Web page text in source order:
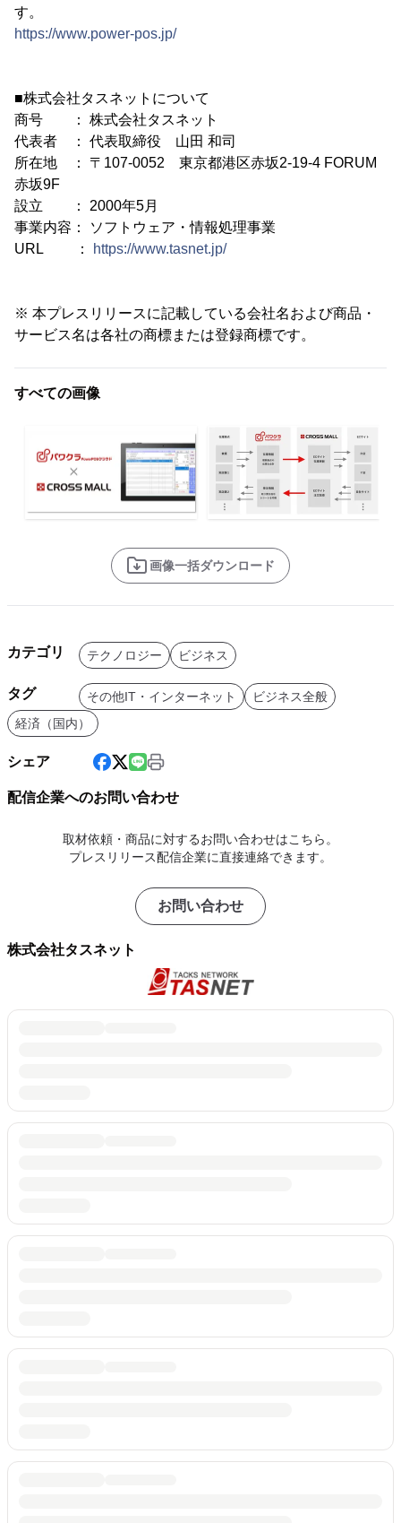
す。
https://www.power-pos.jp/
■株式会社タスネットについて
商号 ： 株式会社タスネット
代表者 ： 代表取締役 山田 和司
所在地 ： 〒107-0052 東京都港区赤坂2-19-4 FORUM
赤坂9F
設立 ： 2000年5月
事業内容： ソフトウェア・情報処理事業
URL ：
https://www.tasnet.jp/
※ 本プレスリリースに記載している会社名および商品・
サービス名は各社の商標または登録商標です。
すべての画像
画像一括ダウンロード
カテゴリ テクノロジー ビジネス
タグ その他IT・インターネット
ビジネス全般
経済（国内）
シェア
配信企業へのお問い合わせ
取材依頼・商品に対するお問い合わせはこちら。
プレスリリース配信企業に直接連絡できます。
お問い合わせ
株式会社タスネット